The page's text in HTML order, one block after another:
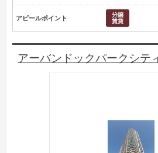
アピールポイント
アーバンドックパークシ